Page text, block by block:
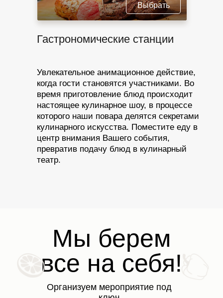
Выбрать
Гастрономические станции
Увлекательное анимационное действие,
когда гости становятся участниками. Во
время приготовление блюд происходит
настоящее кулинарное шоу, в процессе
которого наши повара делятся секретами
кулинарного искусства. Поместите еду в
центр внимания Вашего события,
превратив подачу блюд в кулинарный
театр.
Мы берем
все на себя!
Организуем мероприятие под